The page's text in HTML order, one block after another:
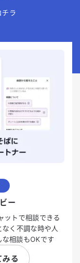
チラ
ー
ットで相談できる
く不調な時や人
相談もOKです
る